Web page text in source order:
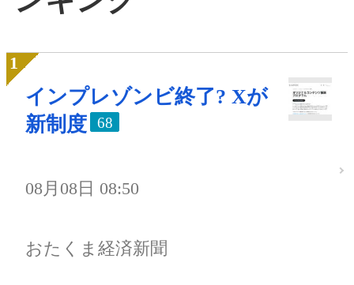
インプレゾンビ終了? Xが
新制度
68
08月08日 08:50
おたくま経済新聞